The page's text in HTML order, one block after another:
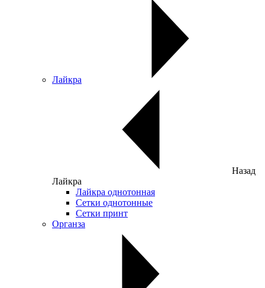
Лайкра
Назад
Лайкра
Лайкра однотонная
Сетки однотонные
Сетки принт
Органза